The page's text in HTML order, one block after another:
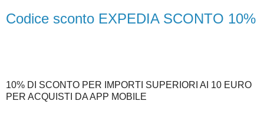
Codice sconto EXPEDIA SCONTO 10%
10% DI SCONTO PER IMPORTI SUPERIORI AI 10 EURO
PER ACQUISTI DA APP MOBILE